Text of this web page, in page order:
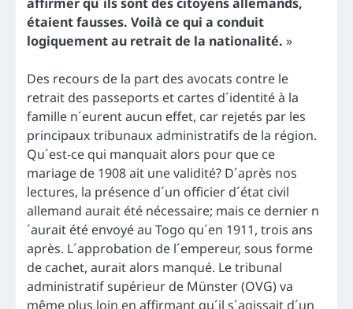
étaient fausses. Voilà ce qui a conduit
logiquement au retrait de la nationalité. »
Des recours de la part des avocats contre le
retrait des passeports et cartes d´identité à la
famille n´eurent aucun effet, car rejetés par les
principaux tribunaux administratifs de la région.
Qu´est-ce qui manquait alors pour que ce
mariage de 1908 ait une validité? D´après nos
lectures, la présence d´un officier d´état civil
allemand aurait été nécessaire; mais ce dernier n
´aurait été envoyé au Togo qu´en 1911, trois ans
après. L´approbation de l´empereur, sous forme
de cachet, aurait alors manqué. Le tribunal
administratif supérieur de Münster (OVG) va
même plus loin en affirmant qu´il s´agissait d´un